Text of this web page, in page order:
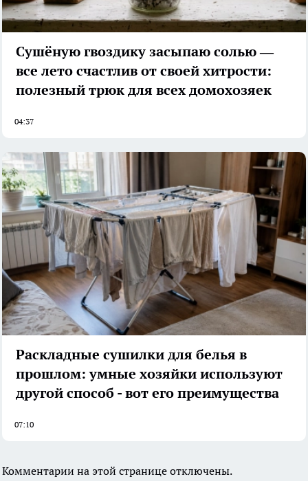
Сушёную гвоздику засыпаю солью —
все лето счастлив от своей хитрости:
полезный трюк для всех домохозяек
04:37
Раскладные сушилки для белья в
прошлом: умные хозяйки используют
другой способ - вот его преимущества
07:10
Комментарии на этой странице отключены.